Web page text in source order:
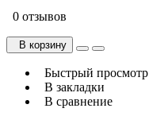
0 отзывов
В корзину
Быстрый просмотр
В закладки
В сравнение